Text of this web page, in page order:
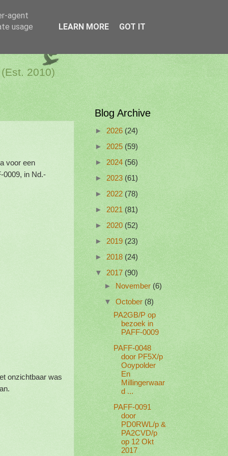
2010)
voor een
0009, in Nd.-
onzichtbaar was
Blog Archive
► 2026 (24)
► 2025 (59)
► 2024 (56)
► 2023 (61)
► 2022 (78)
► 2021 (81)
► 2020 (52)
► 2019 (23)
► 2018 (24)
▼ 2017 (90)
►
November (6)
▼ October (8)
PA2GB/P op
bezoek in
PAFF-0009
PAFF-0048
door PF5X/p
Ooypolder
En
Millingerwaar
d ...
PAFF-0091
door
PD0RWL/p &
PA2CVD/p
op 12 Okt
2017
agent
usage
LEARN MORE GOT IT